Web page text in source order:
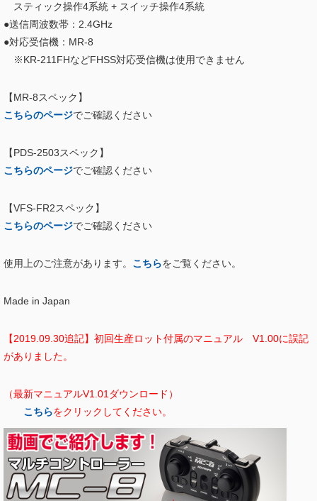
スティック操作4系統 + スイッチ操作4系統
●送信周波数帯：2.4GHz
●対応受信機：MR-8
※KR-211FHなどFHSS対応受信機は使用できません
【MR-8スペック】
こちらのページでご確認ください
【PDS-2503スペック】
こちらのページでご確認ください
【VFS-FR2スペック】
こちらのページでご確認ください
使用上のご注意があります。 こちらをご覧ください。
Made in Japan
【2019.09.30追記】初回生産ロット付属のマニュアル V1.00に誤記
がありました。
（最新マニュアルV1.01ダウンロード）
こちらをクリックしてください。